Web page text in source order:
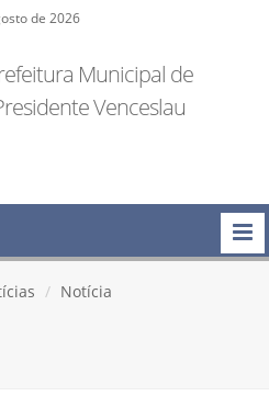
de 2026
Municipal de
Venceslau
Notícia